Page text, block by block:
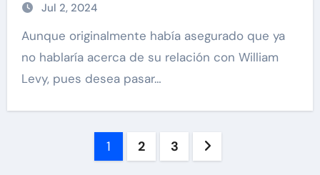
Jul 2, 2024
Aunque originalmente había asegurado que ya
no hablaría acerca de su relación con William
Levy, pues desea pasar…
Paginación
1 2 3